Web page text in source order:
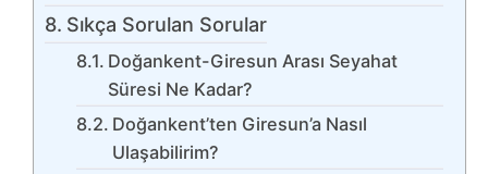
Sıkça Sorulan Sorular
Doğankent-Giresun Arası Seyahat
Süresi Ne Kadar?
Doğankent’ten Giresun’a Nasıl
Ulaşabilirim?